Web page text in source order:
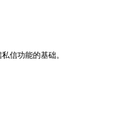
信功能的基础。